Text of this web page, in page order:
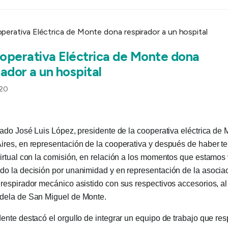
Eléctrica de Monte dona
a un hospital
José Luis López, presidente de la cooperativa eléctrica de
en representación de la cooperativa y después de haber
con la comisión, en relación a los momentos que estamos
la decisión por unanimidad y en representación de la
mecánico asistido con sus respectivos accesorios,
de San Miguel de Monte.
destacó el orgullo de integrar un equipo de trabajo que